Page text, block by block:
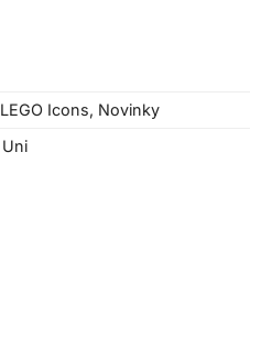
LEGO Icons, Novinky
Uni